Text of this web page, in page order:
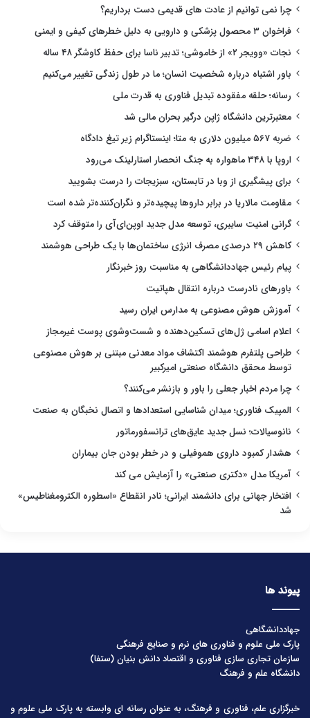
چرا نمی توانیم از عادت های قدیمی دست برداریم؟
فراخوان ۳ محصول پزشکی و دارویی به دلیل خطرهای کیفی و ایمنی
نجات «وویجر ۲» از خاموشی؛ تدبیر ناسا برای حفظ کاوشگر ۴۸ ساله
باور اشتباه درباره شخصیت انسان؛ ما در طول زندگی تغییر می‌کنیم
رسانه؛ حلقه مفقوده تبدیل فناوری به قدرت ملی
معتبرترین دانشگاه ژاپن درگیر بحران مالی شد
ضربه ۵۶۷ میلیون دلاری به متا؛ اینستاگرام زیر تیغ دادگاه
اروپا با ۳۴۸ ماهواره به جنگ انحصار استارلینک می‌رود
برای پیشگیری از وبا در تابستان، سبزیجات را درست بشویید
مقاومت مالاریا در برابر داروها پیچیده‌تر و نگران‌کننده‌تر شده است
گرانی امنیت سایبری، توسعه مدل جدید اوپن‌ای‌آی را متوقف کرد
کاهش ۲۹ درصدی مصرف انرژی ساختمان‌ها با یک طراحی هوشمند
پیام رئیس جهاددانشگاهی به مناسبت روز خبرنگار
باورهای نادرست درباره انتقال هپاتیت
آموزش هوش مصنوعی به مدارس ایران رسید
اعلام اسامی ژل‌های تسکین‌دهنده و شست‌وشوی پوست غیرمجاز
طراحی پلتفرم هوشمند اکتشاف مواد معدنی مبتنی بر هوش مصنوعی
توسط محقق دانشگاه صنعتی امیرکبیر
چرا مردم اخبار جعلی را باور و بازنشر می‌کنند؟
المپیک فناوری؛ میدان شناسایی استعدادها و اتصال نخبگان به صنعت
نانوسیالات؛ نسل جدید عایق‌های ترانسفورماتور
هشدار کمبود داروی هموفیلی و در خطر بودن جان بیماران
آمریکا مدل «دکتری صنعتی» را آزمایش می کند
افتخار جهانی برای دانشمند ایرانی؛ نادر انقطاع «اسطوره الکترومغناطیس»
شد
پیوند ها
جهاددانشگاهی
پارک ملی علوم و فناوری های نرم و صنایع فرهنگی
سازمان تجاری سازی فناوری و اقتصاد دانش بنیان (ستفا)
دانشگاه علم و فرهنگ
خبرگزاری علم، فناوری و فرهنگ، به عنوان رسانه ای وابسته به پارک ملی علوم و